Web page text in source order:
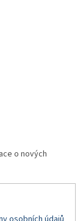
o nových